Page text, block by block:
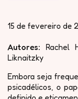
15 de fevereiro de
Autores:
Rachel
Liknaitzky
Embora seja
psicadélicos, o